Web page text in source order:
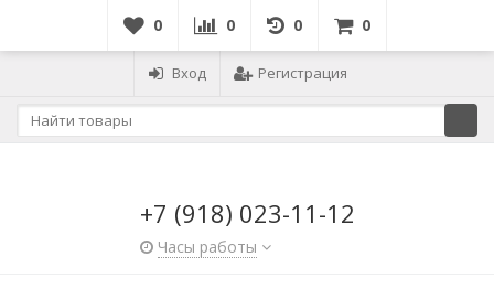
0 0 0 0
Вход Регистрация
+7 (918) 023-11-12
Часы работы